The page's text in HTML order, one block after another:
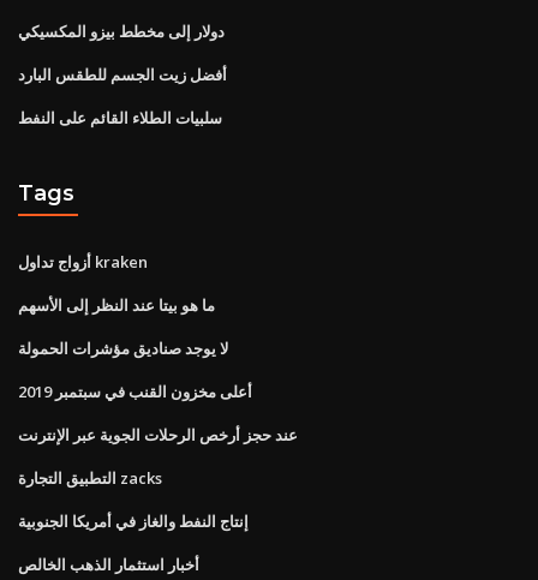
دولار إلى مخطط بيزو المكسيكي
أفضل زيت الجسم للطقس البارد
سلبيات الطلاء القائم على النفط
Tags
أزواج تداول kraken
ما هو بيتا عند النظر إلى الأسهم
لا يوجد صناديق مؤشرات الحمولة
أعلى مخزون القنب في سبتمبر 2019
عند حجز أرخص الرحلات الجوية عبر الإنترنت
التطبيق التجارة zacks
إنتاج النفط والغاز في أمريكا الجنوبية
أخبار استثمار الذهب الخالص